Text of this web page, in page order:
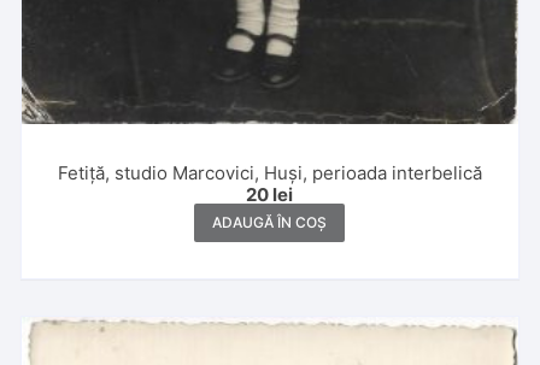
Fetiță, studio Marcovici, Huși, perioada interbelică
20 lei
ADAUGĂ ÎN COȘ